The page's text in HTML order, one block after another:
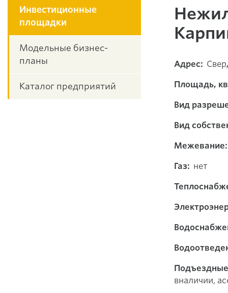
Инвестиционные
площадки
Модельные бизнес-
планы
Каталог предприятий
Адрес:
Площадь,
Вид
Вид
Межевание:
Газ: нет
вналичии,